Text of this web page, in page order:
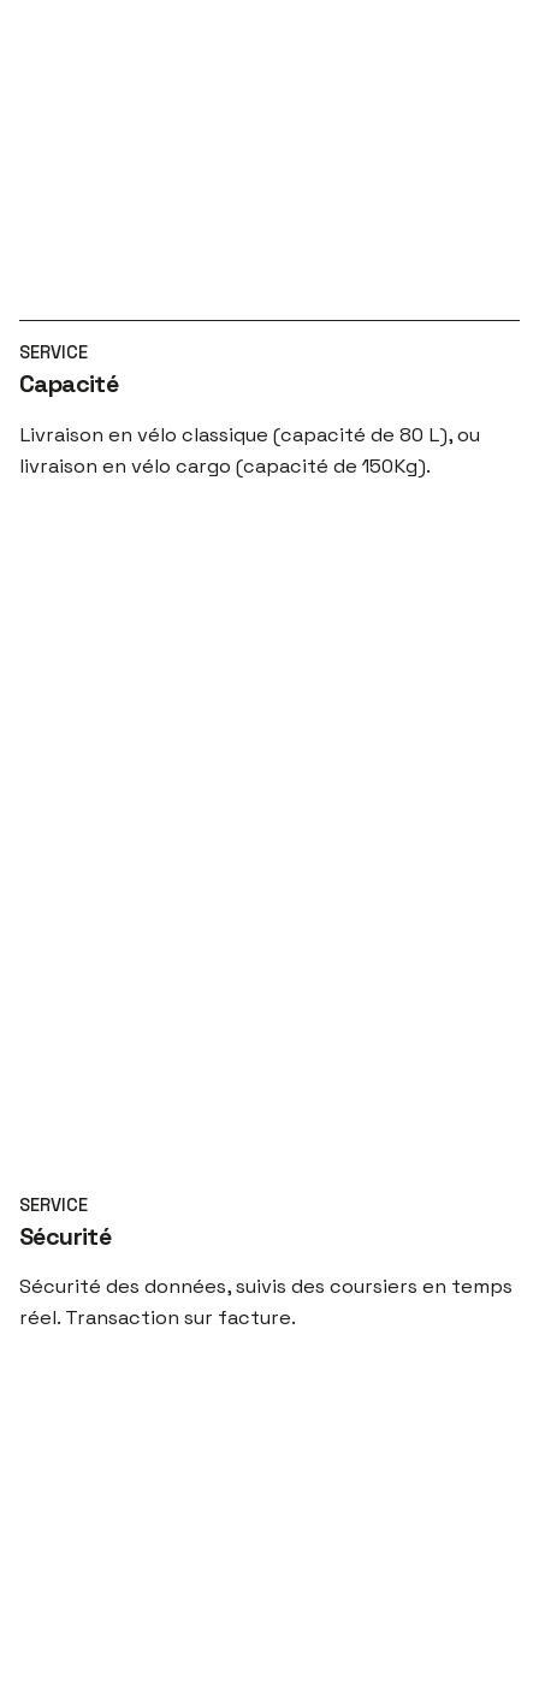
SERVICE
Capacité
Livraison en vélo classique (capacité de 80 L), ou
livraison en vélo cargo (capacité de 150Kg).
SERVICE
Sécurité
Sécurité des données, suivis des coursiers en temps
réel. Transaction sur facture.